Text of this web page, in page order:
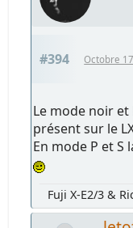
#394 Octobre
Le mode noir
présent sur le
En mode P et S
Fuji X-E2/3 &